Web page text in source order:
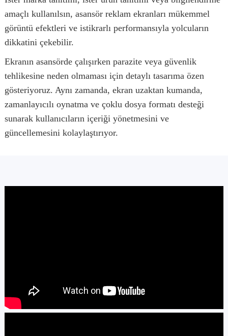
amaçlı kullanılsın, asansör reklam ekranları mükemmel
görüntü efektleri ve istikrarlı performansıyla yolcuların
dikkatini çekebilir.
Ekranın asansörde çalışırken parazite veya güvenlik
tehlikesine neden olmaması için detaylı tasarıma özen
gösteriyoruz. Aynı zamanda, ekran uzaktan kumanda,
zamanlayıcılı oynatma ve çoklu dosya formatı desteği
sunarak kullanıcıların içeriği yönetmesini ve
güncellemesini kolaylaştırıyor.